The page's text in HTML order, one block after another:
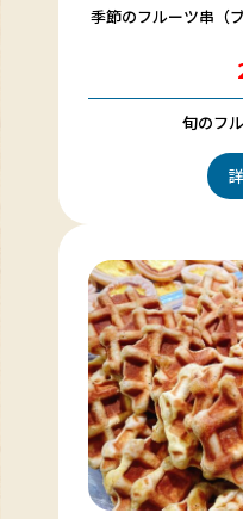
季節のフルーツ串（
旬のフ